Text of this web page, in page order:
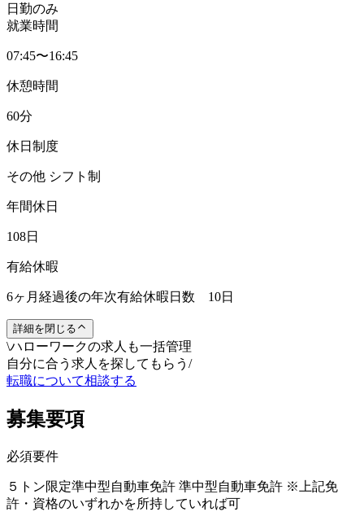
日勤のみ
就業時間
07:45〜16:45
休憩時間
60分
休日制度
その他 シフト制
年間休日
108日
有給休暇
6ヶ月経過後の年次有給休暇日数 10日
詳細を閉じる
\ハローワークの求人も一括管理
自分に合う求人を探してもらう /
転職について相談する
募集要項
必須要件
５トン限定準中型自動車免許 準中型自動車免許 ※上記免
許・資格のいずれかを所持していれば可